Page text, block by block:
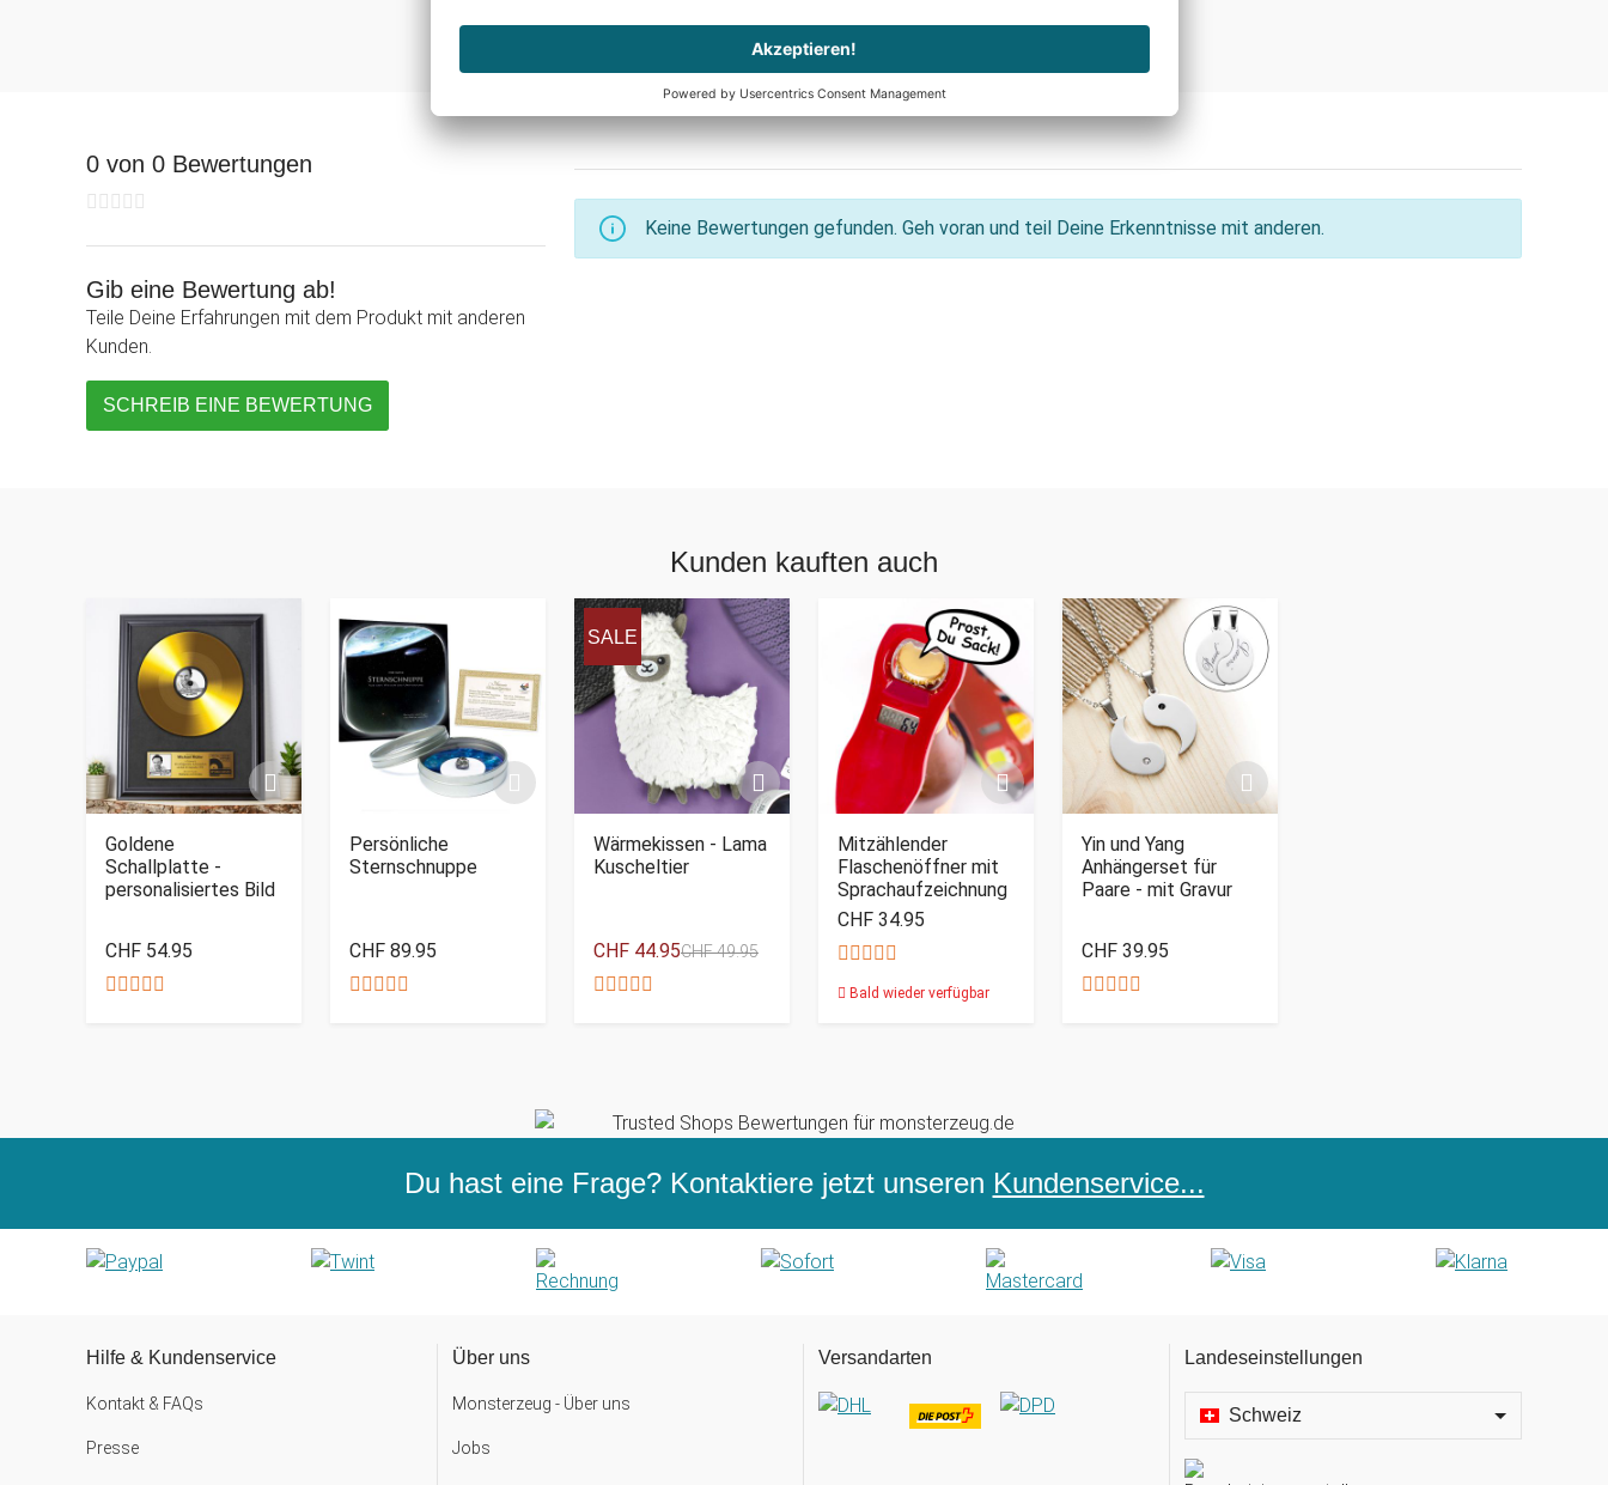
0 von 0 Bewertungen
Gib eine Bewertung ab!
Teile Deine Erfahrungen mit dem Produkt mit anderen
Kunden.
SCHREIB EINE BEWERTUNG
Keine Bewertungen gefunden. Geh voran und teil Deine Erkenntnisse mit anderen.
Kunden kauften auch
Goldene
Schallplatte -
personalisiertes Bild
CHF 54.95
Persönliche
Sternschnuppe
CHF 89.95
SALE
Wärmekissen - Lama
Kuscheltier
CHF 44.95CHF 49.95
Mitzählender
Flaschenöffner mit
Sprachaufzeichnung
CHF 34.95
Bald wieder verfügbar
Yin und Yang
Anhängerset für
Paare - mit Gravur
CHF 39.95
Du hast eine Frage? Kontaktiere jetzt unseren Kundenservice...
Hilfe & Kundenservice
Kontakt & FAQs
Presse
Über uns
Monsterzeug - Über uns
Jobs
Versandarten Landeseinstellungen
Schweiz